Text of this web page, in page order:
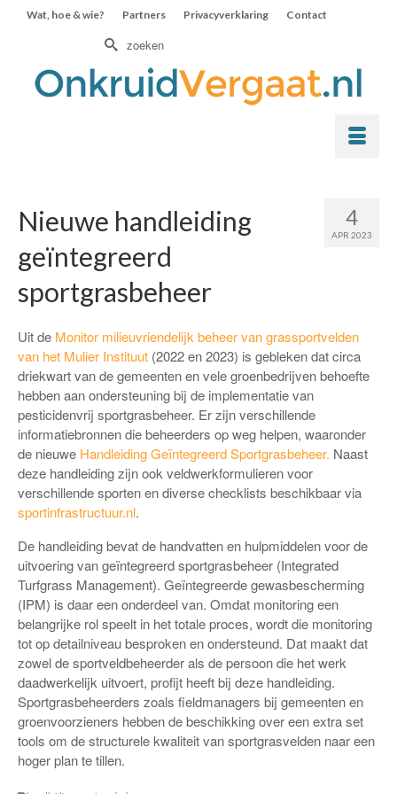
Wat, hoe & wie? Partners Privacyverklaring Contact
Zoek
4
APR 2023
Nieuwe handleiding
geïntegreerd
sportgrasbeheer
Uit de Monitor milieuvriendelijk beheer van grassportvelden
van het Mulier Instituut (2022 en 2023) is gebleken dat circa
driekwart van de gemeenten en vele groenbedrijven behoefte
hebben aan ondersteuning bij de implementatie van
pesticidenvrij sportgrasbeheer. Er zijn verschillende
informatiebronnen die beheerders op weg helpen, waaronder
de nieuwe Handleiding Geïntegreerd Sportgrasbeheer. Naast
deze handleiding zijn ook veldwerkformulieren voor
verschillende sporten en diverse checklists beschikbaar via
sportinfrastructuur.nl.
De handleiding bevat de handvatten en hulpmiddelen voor de
uitvoering van geïntegreerd sportgrasbeheer (Integrated
Turfgrass Management). Geïntegreerde gewasbescherming
(IPM) is daar een onderdeel van. Omdat monitoring een
belangrijke rol speelt in het totale proces, wordt die monitoring
tot op detailniveau besproken en ondersteund. Dat maakt dat
zowel de sportveldbeheerder als de persoon die het werk
daadwerkelijk uitvoert, profijt heeft bij deze handleiding.
Sportgrasbeheerders zoals fieldmanagers bij gemeenten en
groenvoorzieners hebben de beschikking over een extra set
tools om de structurele kwaliteit van sportgrasvelden naar een
hoger plan te tillen.